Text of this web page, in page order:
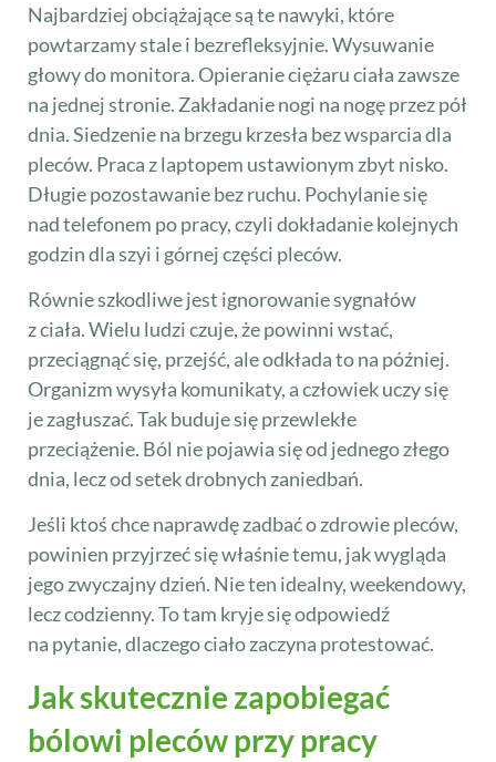
Najbardziej obciążające są te nawyki, które
powtarzamy stale i bezrefleksyjnie. Wysuwanie
głowy do monitora. Opieranie ciężaru ciała zawsze
na jednej stronie. Zakładanie nogi na nogę przez pół
dnia. Siedzenie na brzegu krzesła bez wsparcia dla
pleców. Praca z laptopem ustawionym zbyt nisko.
Długie pozostawanie bez ruchu. Pochylanie się
nad telefonem po pracy, czyli dokładanie kolejnych
godzin dla szyi i górnej części pleców.
Równie szkodliwe jest ignorowanie sygnałów
z ciała. Wielu ludzi czuje, że powinni wstać,
przeciągnąć się, przejść, ale odkłada to na później.
Organizm wysyła komunikaty, a człowiek uczy się
je zagłuszać. Tak buduje się przewlekłe
przeciążenie. Ból nie pojawia się od jednego złego
dnia, lecz od setek drobnych zaniedbań.
Jeśli ktoś chce naprawdę zadbać o zdrowie pleców,
powinien przyjrzeć się właśnie temu, jak wygląda
jego zwyczajny dzień. Nie ten idealny, weekendowy,
lecz codzienny. To tam kryje się odpowiedź
na pytanie, dlaczego ciało zaczyna protestować.
Jak skutecznie zapobiegać
bólowi pleców przy pracy